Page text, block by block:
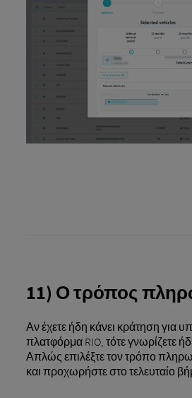
11) Ο τρόπος
Αν έχετε ήδη κάνει κράτηση για
πλατφόρμα RIO, τότε γνωρίζετε
Απλώς επιλέξτε τον τρόπο
και προχωρήστε στο τελευταίο